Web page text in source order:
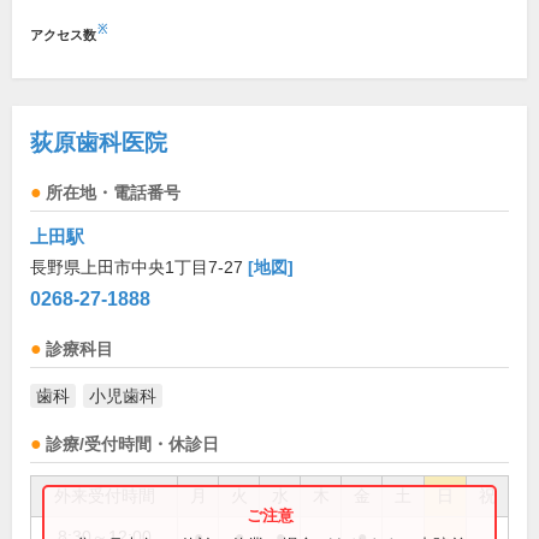
アクセス数※
荻原歯科医院
所在地・電話番号
上田駅
長野県上田市中央1丁目7-27 [地図]
0268-27-1888
診療科目
歯科 小児歯科
診療/受付時間・休診日
祝